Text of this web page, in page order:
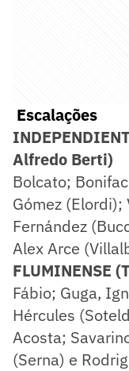
Escalações
Alfredo Berti)
Bolcato;
Gómez
Fernández
Alex Arce
FLUMINENSE
Fábio; Guga,
Hércules
Acosta;
(Serna) e